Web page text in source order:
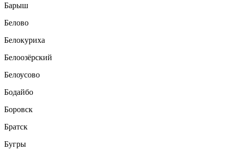
Барыш
Белово
Белокуриха
Белоозёрский
Белоусово
Бодайбо
Боровск
Братск
Бугры